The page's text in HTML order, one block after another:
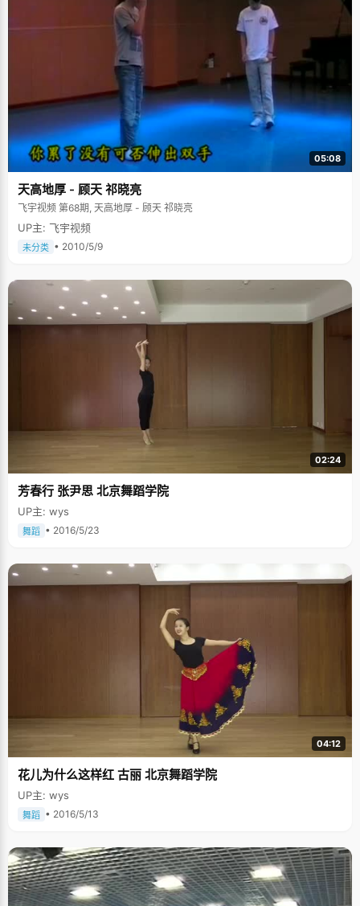
05:08
天高地厚 - 顾天 祁晓亮
飞宇视频 第68期, 天高地厚 - 顾天 祁晓亮
UP主: 飞宇视频
未分类 • 2010/5/9
02:24
芳春行 张尹思 北京舞蹈学院
UP主: wys
舞蹈 • 2016/5/23
04:12
花儿为什么这样红 古丽 北京舞蹈学院
UP主: wys
舞蹈 • 2016/5/13